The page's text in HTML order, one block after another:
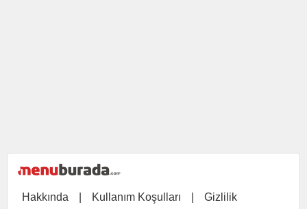
Hakkında Kullanım Koşulları Gizlilik